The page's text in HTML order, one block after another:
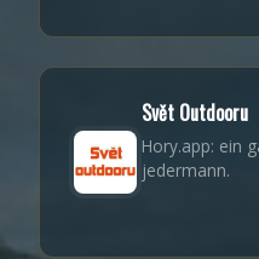
Svět Outdooru
Hory.app: ein
jedermann.